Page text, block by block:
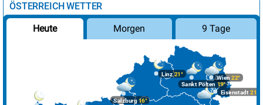
ÖSTERREICH WETTER
Heute Morgen 9 Tage
Linz21°
Salzburg16°
Wien 22°
Eisenstadt 21°
Sankt Pölten 19°